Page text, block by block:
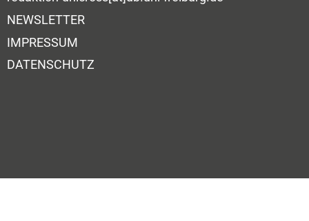
NEWSLETTER
IMPRESSUM
DATENSCHUTZ